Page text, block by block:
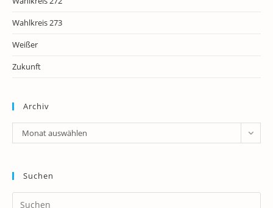
Wahlkreis 273
Weißer
Zukunft
Archiv
Archiv
Monat auswählen
Suchen